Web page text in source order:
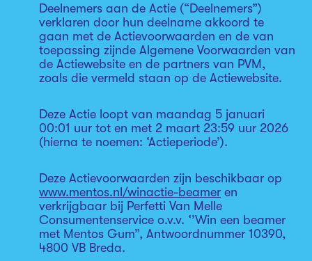
Deelnemers aan de Actie (“Deelnemers”)
verklaren door hun deelname akkoord te
gaan met de Actievoorwaarden en de van
toepassing zijnde Algemene Voorwaarden van
de Actiewebsite en de partners van PVM,
zoals die vermeld staan op de Actiewebsite.
Deze Actie loopt van maandag 5 januari
00:01 uur tot en met 2 maart 23:59 uur 2026
(hierna te noemen: ‘Actieperiode’).
Deze Actievoorwaarden zijn beschikbaar op
www.mentos.nl/winactie-beamer en
verkrijgbaar bij Perfetti Van Melle
Consumentenservice o.v.v. ‘’Win een beamer
met Mentos Gum”, Antwoordnummer 10390,
4800 VB Breda.